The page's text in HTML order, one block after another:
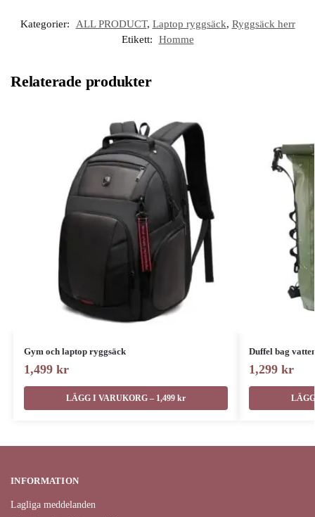
Kategorier: ALL PRODUCT, Laptop ryggsäck, Ryggsäck herr
Etikett:
Homme
Relaterade produkter
Gym och laptop ryggsäck
1,499 kr
LÄGG I VARUKORG – 1,499 kr
Duffel bag
1,299 kr
INFORMATION
Lagliga meddelanden